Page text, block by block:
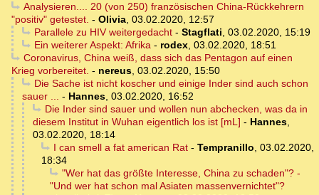
Analysieren.... 20 (von 250) französischen China-Rückkehrern
"positiv" getestet. - Olivia, 03.02.2020, 12:57
Parallele zu HIV weitergedacht- Stagflati, 03.02.2020, 15:19
Ein weiterer Aspekt: Afrika- rodex, 03.02.2020, 18:51
Coronavirus, China weiß, dass sich das Pentagon auf einen
Krieg vorbereitet. - nereus, 03.02.2020, 15:50
Die Sache ist nicht koscher und einige Inder sind auch schon
sauer ... - Hannes, 03.02.2020, 16:52
Die Inder sind sauer und wollen nun abchecken, was da in
diesem Institut in Wuhan eigentlich los ist [mL] - Hannes,
03.02.2020, 18:14
I can smell a fat american Rat- Tempranillo, 03.02.2020,
18:34
"Wer hat das größte Interesse, China zu schaden"? -
"Und wer hat schon mal Asiaten massenvernichtet"?